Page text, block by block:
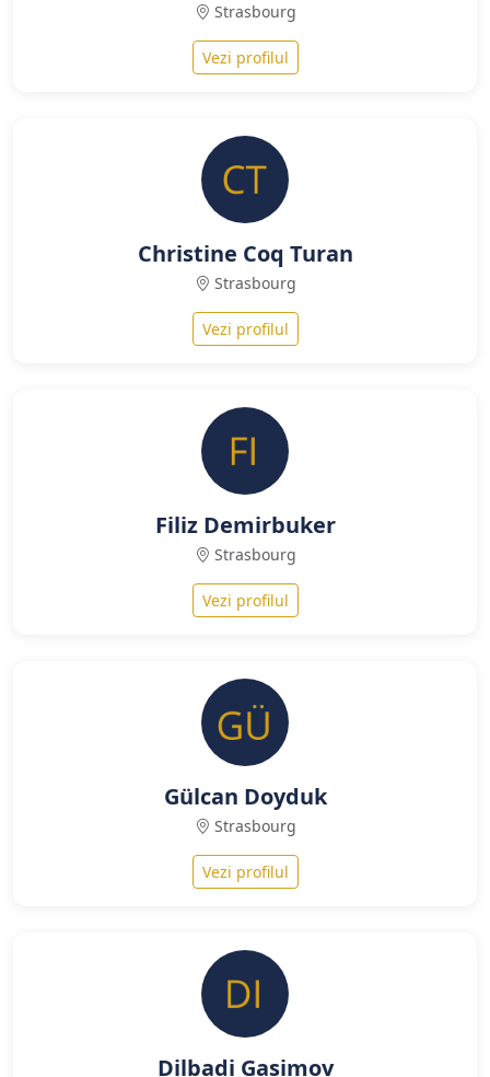
Strasbourg
Vezi profilul
Christine Coq Turan
Strasbourg
Vezi profilul
Filiz Demirbuker
Strasbourg
Vezi profilul
Gülcan Doyduk
Strasbourg
Vezi profilul
Dilbadi Gasimov